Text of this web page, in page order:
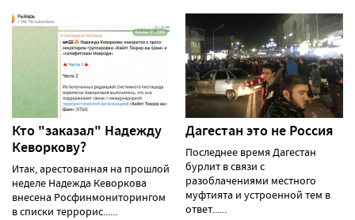
Кто "заказал" Надежду
Кеворкову?
Итак, арестованная на прошлой
неделе Надежда Кеворкова
внесена Росфинмониторингом
в списки террорис......
Дагестан это не Россия
Последнее время Дагестан
бурлит в связи с
разоблачениями местного
муфтията и устроенной тем в
ответ......